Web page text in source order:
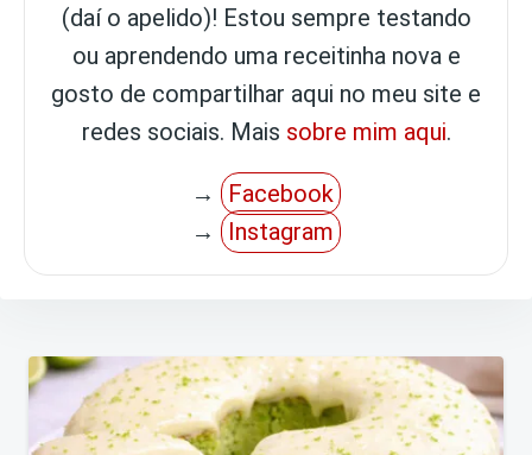
(daí o apelido)! Estou sempre testando
ou aprendendo uma receitinha nova e
gosto de compartilhar aqui no meu site e
redes sociais. Mais sobre mim aqui.
→
Facebook
→
Instagram
Navegação
de
Post